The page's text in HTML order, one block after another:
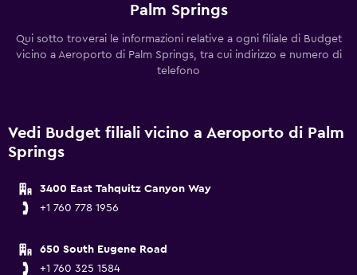
Palm Springs
Qui sotto troverai le informazioni relative a ogni filiale di Budget
vicino a Aeroporto di Palm Springs, tra cui indirizzo e numero di
telefono
Vedi Budget filiali vicino a Aeroporto di Palm
Springs
3400 East Tahquitz Canyon Way
+1 760 778 1956
650 South Eugene Road
+1 760 325 1584